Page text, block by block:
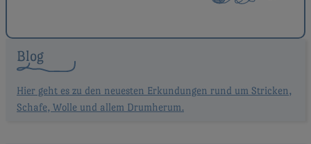
Blog
Hier geht es zu den neuesten Erkundungen rund um Stricken,
Schafe, Wolle und allem Drumherum.